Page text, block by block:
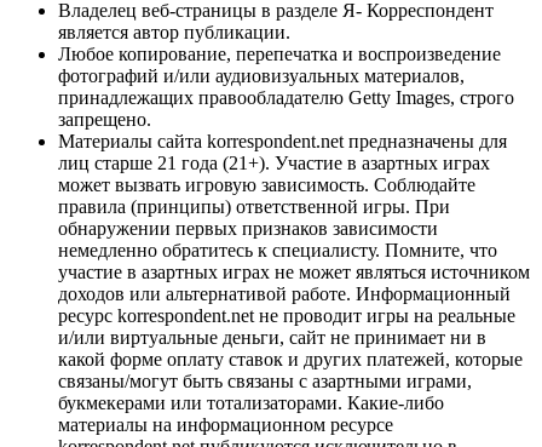
Владелец веб-страницы в разделе Я- Корреспондент
является автор публикации.
Любое копирование, перепечатка и воспроизведение
фотографий и/или аудиовизуальных материалов,
принадлежащих правообладателю Getty Images, строго
запрещено.
Материалы сайта korrespondent.net предназначены для
лиц старше 21 года (21+). Участие в азартных играх
может вызвать игровую зависимость. Соблюдайте
правила (принципы) ответственной игры. При
обнаружении первых признаков зависимости
немедленно обратитесь к специалисту. Помните, что
участие в азартных играх не может являться источником
доходов или альтернативой работе. Информационный
ресурс korrespondent.net не проводит игры на реальные
и/или виртуальные деньги, сайт не принимает ни в
какой форме оплату ставок и других платежей, которые
связаны/могут быть связаны с азартными играми,
букмекерами или тотализаторами. Какие-либо
материалы на информационном ресурсе